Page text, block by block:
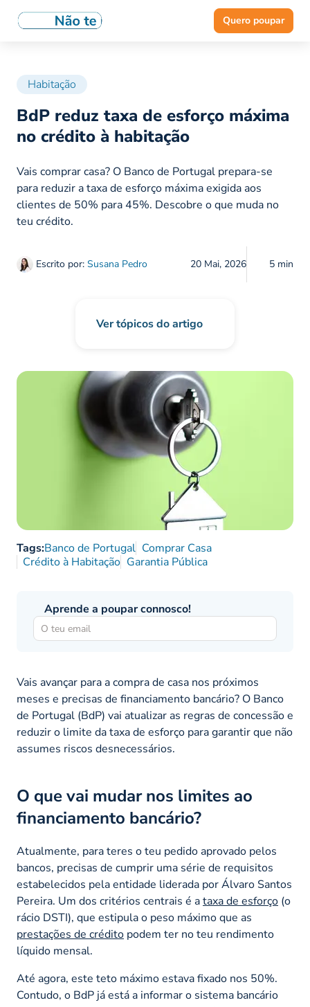
Quero poupar
Habitação
BdP reduz taxa de esforço máxima
no crédito à habitação
Escrito por: Susana Pedro 20 Mai, 2026 5 min
Vais comprar casa? O Banco de Portugal prepara-se
para reduzir a taxa de esforço máxima exigida aos
clientes de 50% para 45%. Descobre o que muda no
teu crédito.
Ver tópicos do artigo
Tags:Banco de Portugal Comprar Casa
Crédito à Habitação Garantia Pública
Aprende a poupar connosco!
Vais avançar para a compra de casa nos próximos
meses e precisas de financiamento bancário? O Banco
de Portugal (BdP) vai atualizar as regras de concessão e
reduzir o limite da taxa de esforço para garantir que não
assumes riscos desnecessários.
O que vai mudar nos limites ao
financiamento bancário?
Atualmente, para teres o teu pedido aprovado pelos
bancos, precisas de cumprir uma série de requisitos
estabelecidos pela entidade liderada por Álvaro Santos
Pereira. Um dos critérios centrais é ataxa de esforço (o
rácio DSTI), que estipula o peso máximo que as
prestações de crédito podem ter no teu rendimento
líquido mensal.
Até agora, este teto máximo estava fixado nos 50%.
Contudo, o BdP já está a informar o sistema bancário